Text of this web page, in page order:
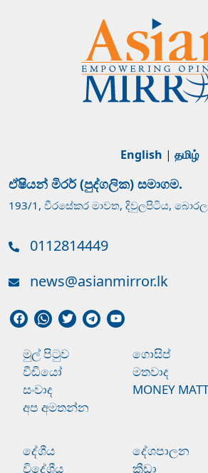
English | தமிழ்
ඒෂියන් මිරර් (පුද්ගලික) සමාගම.
193/1, වීරසේකර මාවත, දිවුලපිටිය,
0112814449
news@asianmirror.lk
මුල් පිටුව
ගොසිප්
වීඩියෝ
මතවාද
සංවාද
MONEY
අප අමතන්න
දේශීය
දේශපාලන
විදේශීය
ක්‍රීඩා